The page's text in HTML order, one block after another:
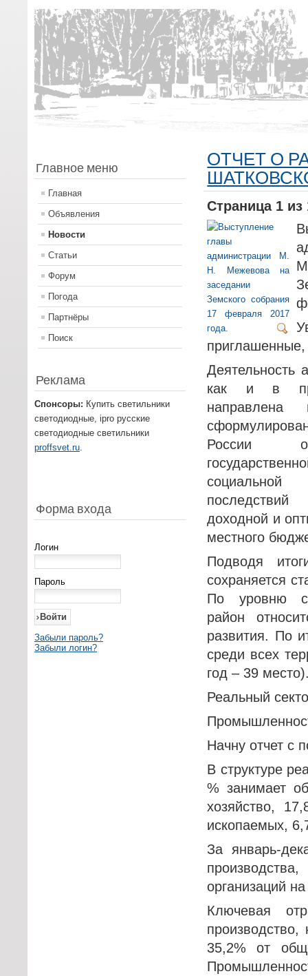
Главное меню
Главная
Объявления
Новости
Статьи
Форум
Погода
Партнёры
Поиск
Реклама
Спонсоры: Купить светильники
светодиодные, ipro русские
светодиодные светильники
proffsvet.ru
Форма входа
Логин
Пароль
Забыли пароль?
Забыли логин?
ОТЧЕТ О
Страница 1 из
приглашенные,
Деятельность
как и в
России о
социальной
доходной и
местного
Подводя
сохраняется
По уровню
район
развития. По
среди всех
год – 39
Реальный
Начну отчет с
В структуре
% занимает
хозяйство,
ископаемых,
За январь-
организаций
Ключевая
35,2% от